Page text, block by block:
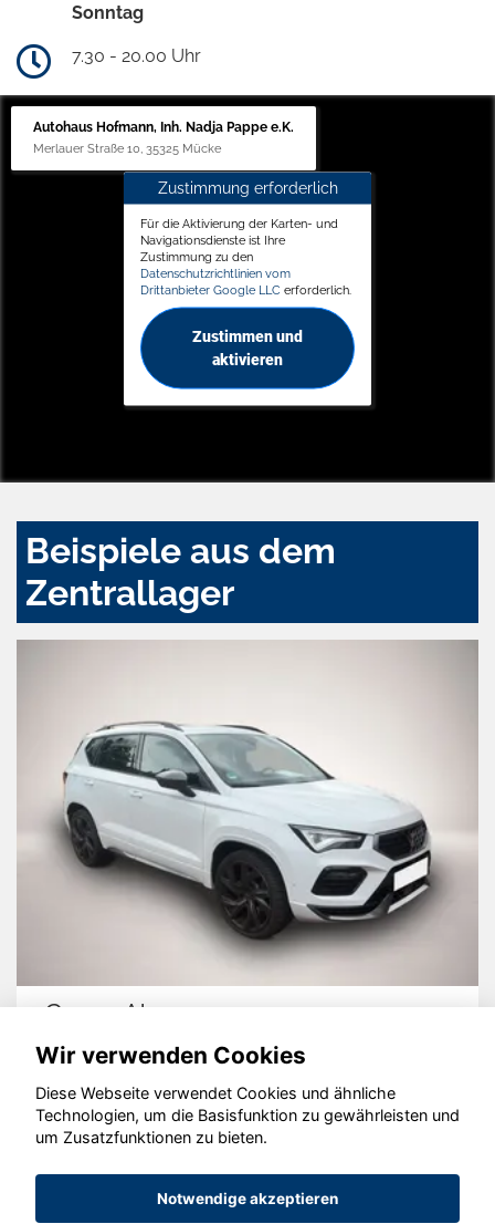
Sonntag
7.30 - 20.00 Uhr
Autohaus Hofmann, Inh. Nadja Pappe e.K.
Merlauer Straße 10, 35325 Mücke
Zustimmung erforderlich
Für die Aktivierung der Karten- und
Navigationsdienste ist Ihre
Zustimmung zu den
Datenschutzrichtlinien vom
Drittanbieter Google LLC erforderlich.
Zustimmen und
aktivieren
Beispiele aus dem
Zentrallager
Cupra Ateca
© konjunkturmotor.de GmbH 2020 - 2026
Wir verwenden Cookies
Diese Webseite verwendet Cookies und ähnliche
Technologien, um die Basisfunktion zu gewährleisten und
um Zusatzfunktionen zu bieten.
Notwendige akzeptieren